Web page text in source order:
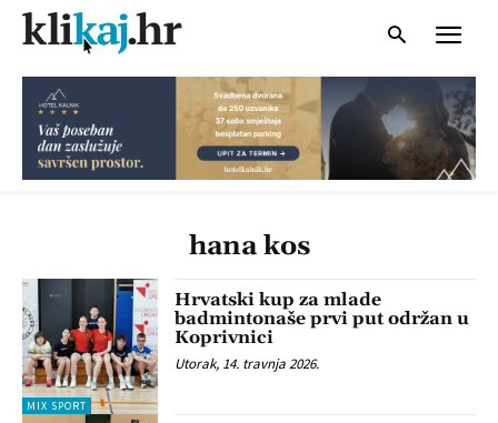
hana kos
MIX SPORT
Hrvatski kup za mlade
badmintonaše prvi put održan u
Koprivnici
Utorak, 14. travnja 2026.